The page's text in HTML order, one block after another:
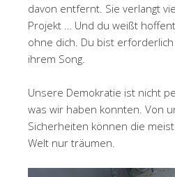
davon entfernt. Sie verlangt
Projekt … Und du weißt
ohne dich. Du bist erforderlich
ihrem Song.
Unsere Demokratie ist nicht
was wir haben konnten. Von
Sicherheiten können die
Welt nur träumen.